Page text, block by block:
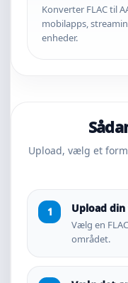
Konverter FLAC til
mobilapps,
enheder.
Upload, vælg et
Upload
Vælg en
området.